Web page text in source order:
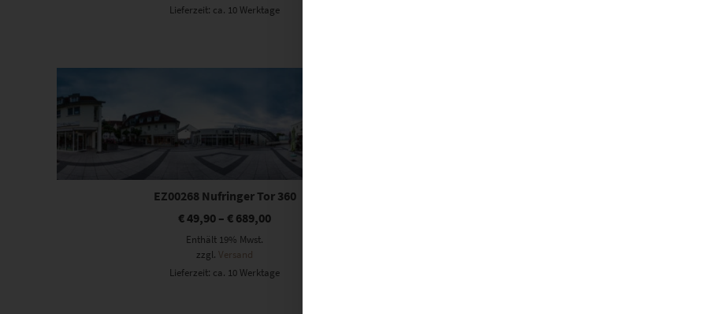
Lieferzeit: ca. 10 Werktage
Dieses Produkt weist mehrere Varianten auf. Die Optionen können auf der Produktseite gewählt werden
EZ00268 Nufringer Tor 360
€49,90 –€ 689,00
Enthält 19% Mwst.
zzgl.Versand
Lieferzeit: ca. 10 Werktage